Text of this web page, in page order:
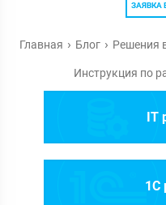
ЗАЯВКА
Главная Блог Решения
Инструкция по
IT
1C